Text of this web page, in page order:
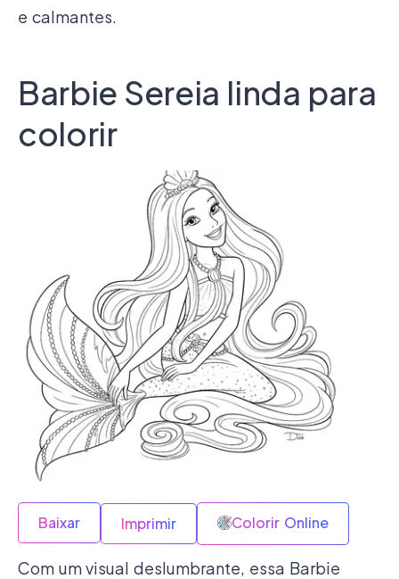
e calmantes.
Barbie Sereia linda para
colorir
Baixar Imprimir Colorir Online
Com um visual deslumbrante, essa Barbie